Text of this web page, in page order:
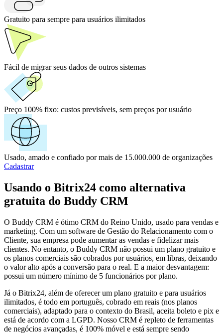
Gratuito para sempre para usuários ilimitados
Fácil de migrar seus dados de outros sistemas
Preço 100% fixo: custos previsíveis, sem preços por usuário
Usado, amado e confiado por mais de 15.000.000 de organizações
Cadastrar
Usando o Bitrix24 como alternativa
gratuita do Buddy CRM
O Buddy CRM é ótimo CRM do Reino Unido, usado para vendas e
marketing. Com um software de Gestão do Relacionamento com o
Cliente, sua empresa pode aumentar as vendas e fidelizar mais
clientes. No entanto, o Buddy CRM não possui um plano gratuito e
os planos comerciais são cobrados por usuários, em libras, deixando
o valor alto após a conversão para o real. E a maior desvantagem:
possui um número mínimo de 5 funcionários por plano.
Já o Bitrix24, além de oferecer um plano gratuito e para usuários
ilimitados, é todo em português, cobrado em reais (nos planos
comerciais), adaptado para o contexto do Brasil, aceita boleto e pix e
está de acordo com a LGPD. Nosso CRM é repleto de ferramentas
de negócios avançadas, é 100% móvel e está sempre sendo